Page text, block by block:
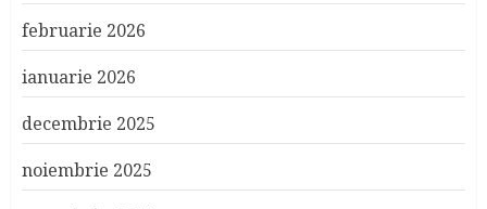
februarie 2026
ianuarie 2026
decembrie 2025
noiembrie 2025